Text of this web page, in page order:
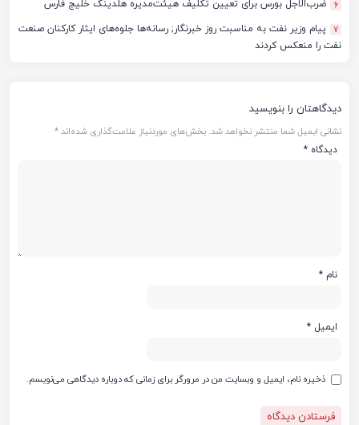
6 ضرب‌الاجل بورس برای تعیین تکلیف هیئت‌مدیره هلدینگ خلیج فارس
7
پیام وزیر نفت به مناسبت روز خبرنگار; رسانه‌ها جلوه‌های ایثار کارکنان صنعت
نفت را منعکس کردند
دیدگاهتان را بنویسید
نشانی ایمیل شما منتشر نخواهد شد. بخش‌های موردنیاز علامت‌گذاری شده‌اند*
دیدگاه *
نام *
ایمیل *
ذخیره نام، ایمیل و وبسایت من در مرورگر برای زمانی که دوباره دیدگاهی می‌نویسم.